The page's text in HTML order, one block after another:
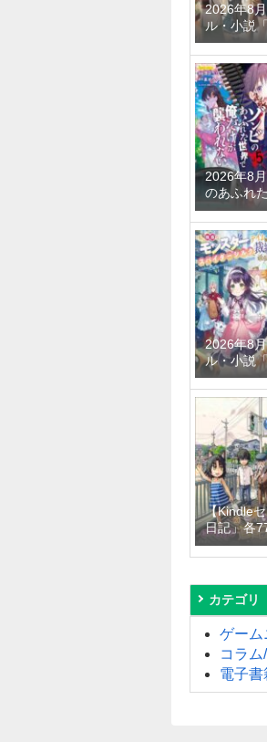
2026年8
ル・小説
11 ～ただ
大成した
～」「拾
子狼に気
「とある
巻」など
2026年8
のあふれ
巻」「人
おかわり
和 3巻」
2026年8
ル・小説
したので
ります！
杯目」「
私、最強
な最強保
きました
【Kindle
日記」各
生 メイジ
50%off、
カテゴリ
ゲーム
コラ
電子書